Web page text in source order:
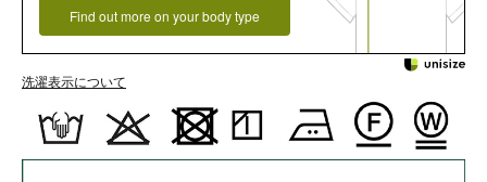
Find out more on your body type
洗濯表示について